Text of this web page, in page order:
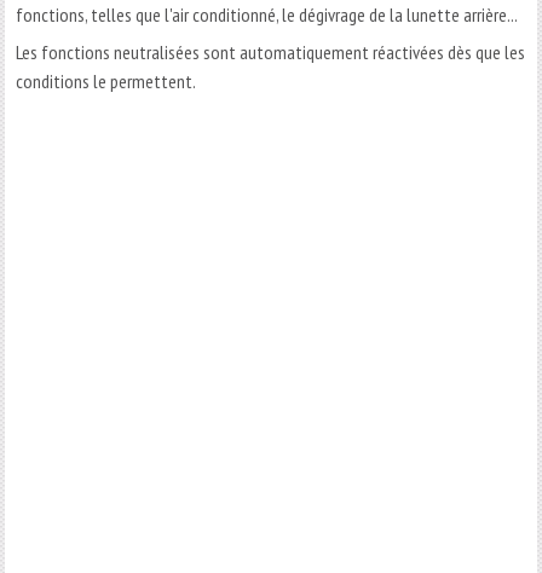
fonctions, telles que l'air conditionné, le dégivrage de la lunette arrière...
Les fonctions neutralisées sont automatiquement réactivées dès que les
conditions le permettent.